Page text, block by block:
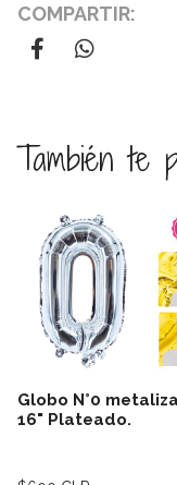
COMPARTIR:
También te
Globo N°0
16" Plateado.